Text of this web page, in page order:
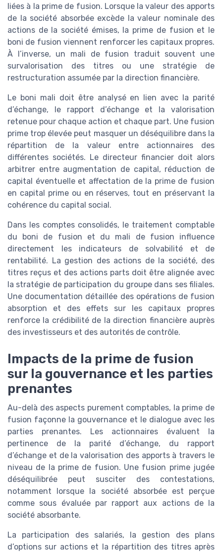
liées à la prime de fusion. Lorsque la valeur des apports
de la société absorbée excède la valeur nominale des
actions de la société émises, la prime de fusion et le
boni de fusion viennent renforcer les capitaux propres.
À l’inverse, un mali de fusion traduit souvent une
survalorisation des titres ou une stratégie de
restructuration assumée par la direction financière.
Le boni mali doit être analysé en lien avec la parité
d’échange, le rapport d’échange et la valorisation
retenue pour chaque action et chaque part. Une fusion
prime trop élevée peut masquer un déséquilibre dans la
répartition de la valeur entre actionnaires des
différentes sociétés. Le directeur financier doit alors
arbitrer entre augmentation de capital, réduction de
capital éventuelle et affectation de la prime de fusion
en capital prime ou en réserves, tout en préservant la
cohérence du capital social.
Dans les comptes consolidés, le traitement comptable
du boni de fusion et du mali de fusion influence
directement les indicateurs de solvabilité et de
rentabilité. La gestion des actions de la société, des
titres reçus et des actions parts doit être alignée avec
la stratégie de participation du groupe dans ses filiales.
Une documentation détaillée des opérations de fusion
absorption et des effets sur les capitaux propres
renforce la crédibilité de la direction financière auprès
des investisseurs et des autorités de contrôle.
Impacts de la prime de fusion
sur la gouvernance et les parties
prenantes
Au-delà des aspects purement comptables, la prime de
fusion façonne la gouvernance et le dialogue avec les
parties prenantes. Les actionnaires évaluent la
pertinence de la parité d’échange, du rapport
d’échange et de la valorisation des apports à travers le
niveau de la prime de fusion. Une fusion prime jugée
déséquilibrée peut susciter des contestations,
notamment lorsque la société absorbée est perçue
comme sous évaluée par rapport aux actions de la
société absorbante.
La participation des salariés, la gestion des plans
d’options sur actions et la répartition des titres après